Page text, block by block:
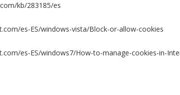
kb/283185/es
es-ES/windows-vista/Block-or-allow-cookies
es-ES/windows7/How-to-manage-cookies-in-